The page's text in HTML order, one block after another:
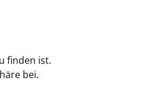
finden ist.
bei.